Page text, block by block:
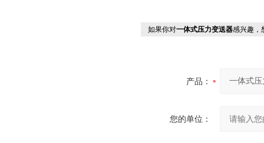
如果你对一体式压力变送器感兴趣，
产品：
您的单位：